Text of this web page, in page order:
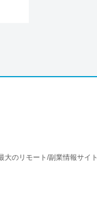
大のリモート/副業情報サイト